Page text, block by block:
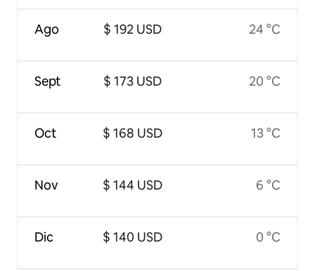
Ago
Sept
Oct
Nov
Dic
$ 192 USD
$ 173 USD
$ 168 USD
$ 144 USD
$ 140 USD
24 °C
20 °C
13 °C
6 °C
0 °C